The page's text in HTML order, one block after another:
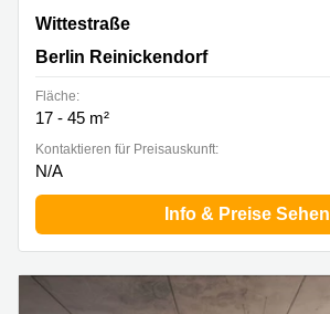
Wittestraße 30 K, Berlin Reinickendorf
Wittestraße
Berlin Reinickendorf
Fläche:
17 - 45 m²
Kontaktieren für Preisauskunft:
N/A
Info & Preise Sehen